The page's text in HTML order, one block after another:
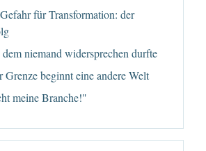
für Transformation: der
niemand widersprechen durfte
Grenze beginnt eine andere Welt
meine Branche!"